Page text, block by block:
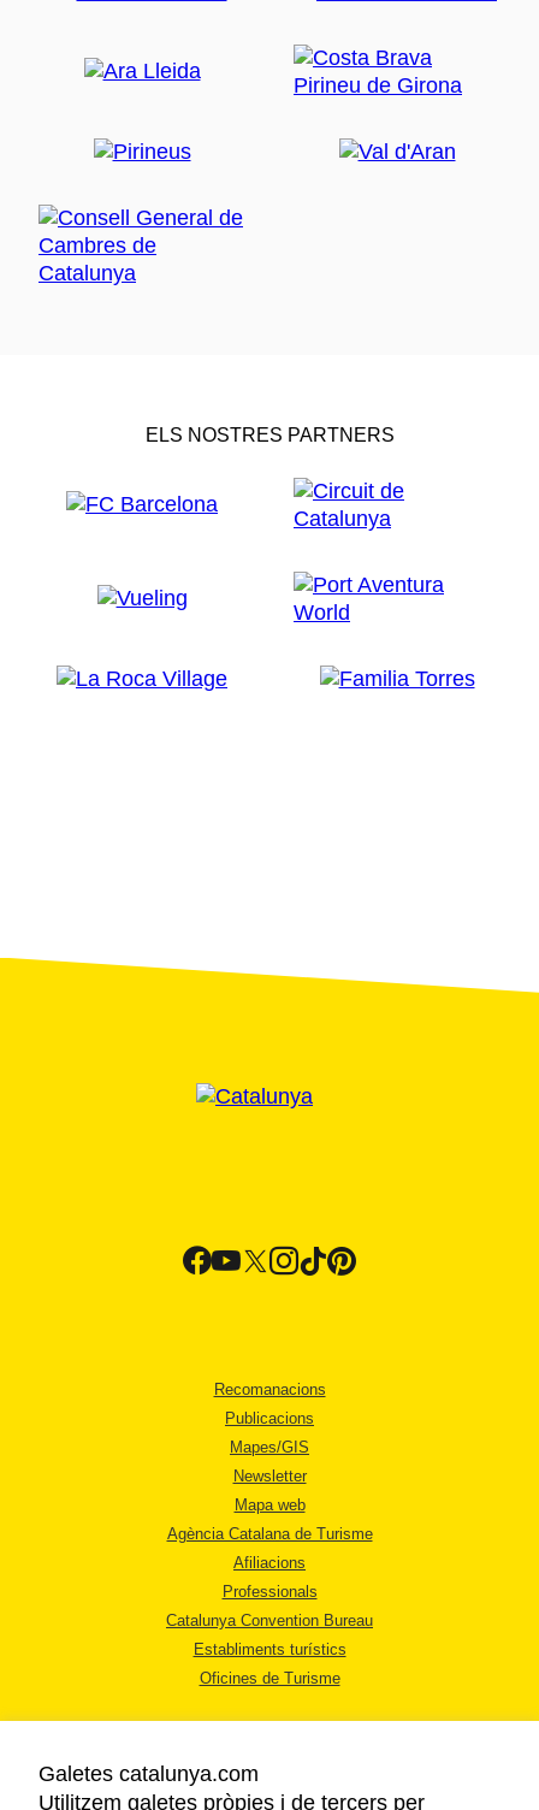
ELS NOSTRES PARTNERS
Recomanacions
Publicacions
Mapes/GIS
Newsletter
Mapa web
Agència Catalana de Turisme
Afiliacions
Professionals
Catalunya Convention Bureau
Establiments turístics
Oficines de Turisme
Galetes catalunya.com
Utilitzem galetes pròpies i de tercers per